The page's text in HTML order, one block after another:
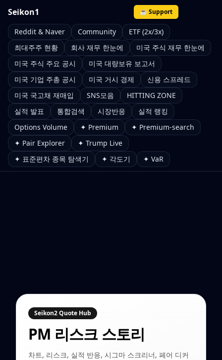
Seikon1 ☕ Support
Reddit & Naver Community
ETF (2x/3x)
최대주주 현황
회사 재무 한눈에
미국 주식 재무 한눈에
미국 주식 주요 공시
미국 대량보유 보고서
미국 기업 주총 공시
미국 거시 경제
신용 스프레드
미국 국고채 재매입
SNS모음
HITTING ZONE
실적 발표
통합검색 시장반응
실적 랭킹
Options Volume
✦ Premium
✦ Premium-search
✦ Pair Explorer
✦ Trump Live
✦ 표준편차 종목 탐색기
✦ 각도기 ✦ VaR
Seikon2 Quote Hub
PM 리스크 스토리
차트, 리스크, 실적 반응, 시그마 스크리너, 페어 디커